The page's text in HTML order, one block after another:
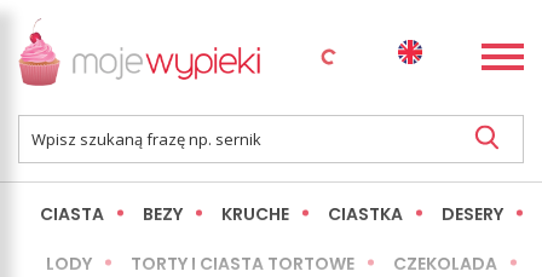
CIASTA BEZY KRUCHE CIASTKA DESERY
LODY TORTY I CIASTA TORTOWE CZEKOLADA